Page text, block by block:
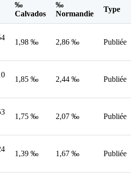
‰
Calvados
‰
Normandie
Type
1,98 ‰ 2,86 ‰ Publiée
1,85 ‰ 2,44 ‰ Publiée
1,75 ‰ 2,07 ‰ Publiée
1,39 ‰ 1,67 ‰ Publiée